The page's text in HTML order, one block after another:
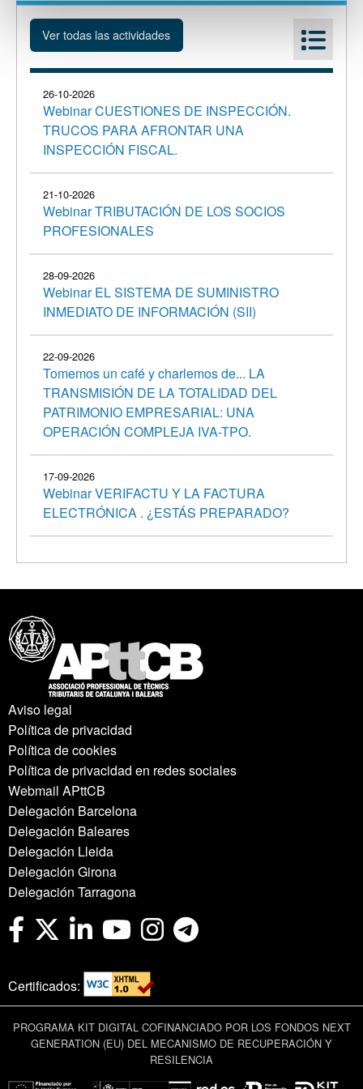
26-10-2026
Webinar CUESTIONES DE INSPECCIÓN.
TRUCOS PARA AFRONTAR UNA
INSPECCIÓN FISCAL.
21-10-2026
Webinar TRIBUTACIÓN DE LOS SOCIOS
PROFESIONALES
28-09-2026
Webinar EL SISTEMA DE SUMINISTRO
INMEDIATO DE INFORMACIÓN (SII)
22-09-2026
Tomemos un café y charlemos de... LA
TRANSMISIÓN DE LA TOTALIDAD DEL
PATRIMONIO EMPRESARIAL: UNA
OPERACIÓN COMPLEJA IVA-TPO.
17-09-2026
Webinar VERIFACTU Y LA FACTURA
ELECTRÓNICA . ¿ESTÁS PREPARADO?
Aviso legal
Política de privacidad
Política de cookies
Política de privacidad en redes sociales
Webmail APttCB
Delegación Barcelona
Delegación Baleares
Delegación Lleida
Delegación Girona
Delegación Tarragona
Certificados:
PROGRAMA KIT DIGITAL COFINANCIADO POR LOS FONDOS NEXT
GENERATION (EU) DEL MECANISMO DE RECUPERACIÓN Y
RESILENCIA